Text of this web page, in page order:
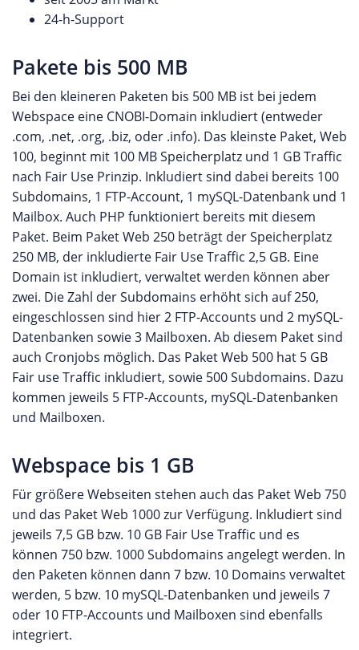
24-h-Support
Pakete bis 500 MB
Bei den kleineren Paketen bis 500 MB ist bei jedem
Webspace eine CNOBI-Domain inkludiert (entweder
.com, .net, .org, .biz, oder .info). Das kleinste Paket, Web
100, beginnt mit 100 MB Speicherplatz und 1 GB Traffic
nach Fair Use Prinzip. Inkludiert sind dabei bereits 100
Subdomains, 1 FTP-Account, 1 mySQL-Datenbank und 1
Mailbox. Auch PHP funktioniert bereits mit diesem
Paket. Beim Paket Web 250 beträgt der Speicherplatz
250 MB, der inkludierte Fair Use Traffic 2,5 GB. Eine
Domain ist inkludiert, verwaltet werden können aber
zwei. Die Zahl der Subdomains erhöht sich auf 250,
eingeschlossen sind hier 2 FTP-Accounts und 2 mySQL-
Datenbanken sowie 3 Mailboxen. Ab diesem Paket sind
auch Cronjobs möglich. Das Paket Web 500 hat 5 GB
Fair use Traffic inkludiert, sowie 500 Subdomains. Dazu
kommen jeweils 5 FTP-Accounts, mySQL-Datenbanken
und Mailboxen.
Webspace bis 1 GB
Für größere Webseiten stehen auch das Paket Web 750
und das Paket Web 1000 zur Verfügung. Inkludiert sind
jeweils 7,5 GB bzw. 10 GB Fair Use Traffic und es
können 750 bzw. 1000 Subdomains angelegt werden. In
den Paketen können dann 7 bzw. 10 Domains verwaltet
werden, 5 bzw. 10 mySQL-Datenbanken und jeweils 7
oder 10 FTP-Accounts und Mailboxen sind ebenfalls
integriert.